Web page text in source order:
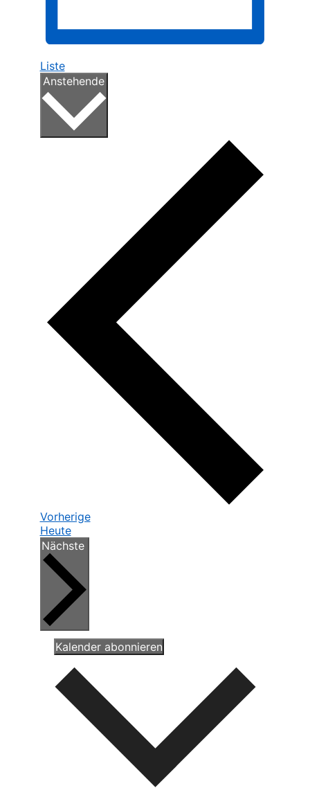
Liste
AnstehendeDatum
VorherigeVeranstaltungen
Heute
Nächste
Kalender abonnieren